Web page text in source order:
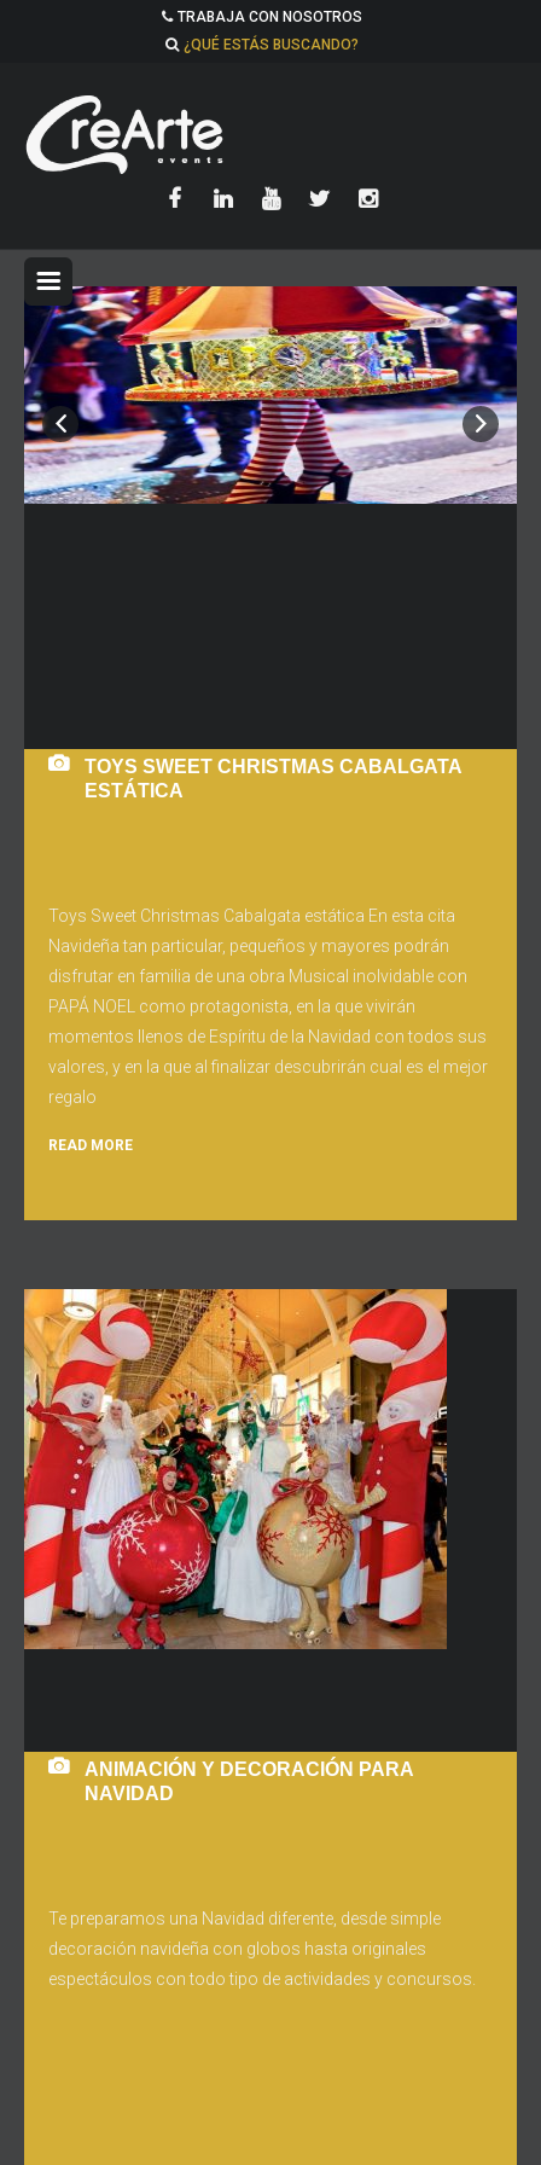
TRABAJA CON NOSOTROS
¿QUÉ ESTÁS BUSCANDO?
TOYS SWEET CHRISTMAS CABALGATA
ESTÁTICA
Toys Sweet Christmas Cabalgata estática En esta cita
Navideña tan particular, pequeños y mayores podrán
disfrutar en familia de una obra Musical inolvidable con
PAPÁ NOEL como protagonista, en la que vivirán
momentos llenos de Espíritu de la Navidad con todos sus
valores, y en la que al finalizar descubrirán cual es el mejor
regalo
READ MORE
ANIMACIÓN Y DECORACIÓN PARA
NAVIDAD
Te preparamos una Navidad diferente, desde simple
decoración navideña con globos hasta originales
espectáculos con todo tipo de actividades y concursos.